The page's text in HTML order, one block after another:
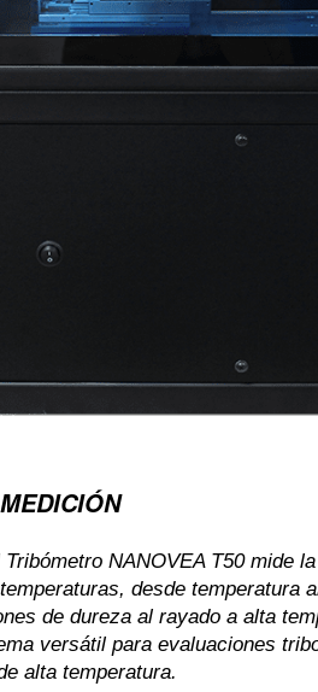
NANOVEA T50 mide
desde temperatura
de dureza al rayado a alta
versátil para evaluaciones
alta temperatura.